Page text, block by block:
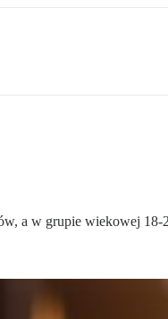
a w grupie wiekowej 18-